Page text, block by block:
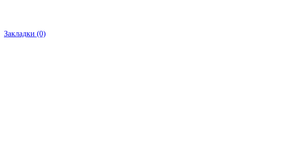
Закладки (0)